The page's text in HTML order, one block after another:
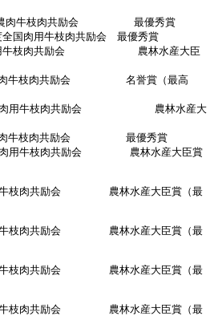
農肉牛枝肉共励会 最優秀賞
用牛枝肉共励会 最優秀賞
枝肉共励会 農林水産大臣
肉牛枝肉共励会 名誉賞（最高
枝肉共励会 農林水産大
農肉牛枝肉共励会 最優秀賞
肉共励会 農林水産大臣賞
牛枝肉共励会 農林水産大臣賞（最
牛枝肉共励会 農林水産大臣賞（最
牛枝肉共励会 農林水産大臣賞（最
牛枝肉共励会 農林水産大臣賞（最